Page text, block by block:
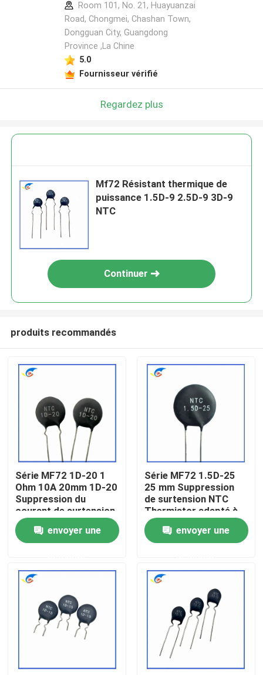
À la maison
À propos de nous
Room 101, No. 21, Huayuanzai
Road, Chongmei, Chashan Town,
Dongguan City, Guangdong
Province ,La Chine
5.0
Fournisseur vérifié
Regardez plus
Mf72 Résistant thermique de
puissance 1.5D-9 2.5D-9 3D-9
NTC
Continuer
produits recommandés
Série MF72 1D-20 1
Ohm 10A 20mm 1D-20
Suppression du
courant de surtension
NTC Thermistor
adapté à l'alimentation
électrique à haute
envoyer une
Série MF72 1.5D-25
25 mm Suppression
de surtension NTC
Thermistor adapté à
la commutation de
l'alimentation Audio
amplificateur
envoyer une